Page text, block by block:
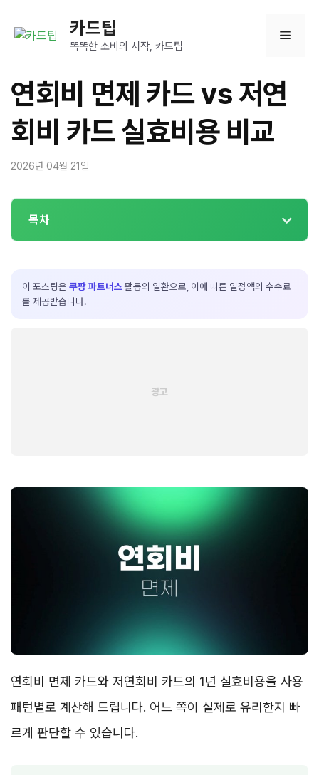
카드팁
똑똑한 소비의 시작, 카드팁
메
연회비 면제 카드 vs 저연
회비 카드 실효비용 비교
2026년 04월 21일
목차
이 포스팅은 쿠팡 파트너스 활동의 일환으로, 이에 따른 일정액의 수수료
를 제공받습니다.
연회비 면제 카드와 저연회비 카드의 1년 실효비용을 사용
패턴별로 계산해 드립니다. 어느 쪽이 실제로 유리한지 빠
르게 판단할 수 있습니다.